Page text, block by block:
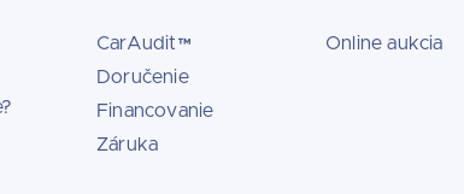
CarAudit™
Doručenie
Financovanie
Záruka
Online aukcia